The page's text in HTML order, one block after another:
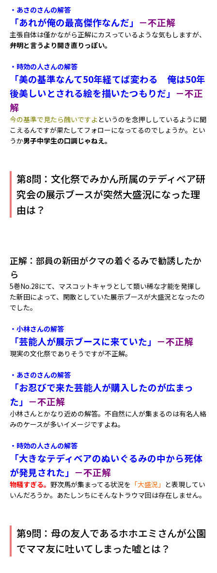
・あさのさんの解答
「あれが俺の最高傑作なんだ」 －不正解
主張自体は僅かながら正解にカスっているような気もしますが、
弁明と言うより開き直りっぽい。
・時効の人さんの解答
「美の基準なんて50年経てば変わる 俺は50年
後美しいとされる絵を描いたつもりだ」 －不正
解
今の基準で見たら醜いですよ というのを念押ししているように聞
こえるんですが果たしてフォローになってるのでしょうか。とい
うか男子中学生の口調じゃねえ。
第8問：文化祭でみかん所属のテディベア研
究会の展示ブースが突然大盛況になった理
由は？
正解：部員の新田がクマの着ぐるみで勧誘したか
ら
5巻No.28にて、マスコットキャラとして類い稀な才能を発揮し
た新田によって、閑散としていた展示ブースが大盛況となったの
でした。
・小林さんの解答
「芸能人が展示ブースに来ていた」 －不正解
現実の文化祭でありそうですが不正解。
・あさのさんの解答
「お忍びで来た芸能人が購入したのが広まっ
た」 －不正解
小林さんとかなり近めの解答。不自然に人が集まるのは有名人絡
みのケースが多いイメージですよね。
・時効の人さんの解答
「大きなテディベアのぬいぐるみの中から死体
が発見された」 －不正解
物騒すぎる。 野次馬が集まってる状況を 「大盛況」 と表現してい
いんだろうか。あたしンちにそんなトラウマ回は存在しません。
第9問：母の友人であるホホエミさんが公園
でママ友に吐いてしまった嘘とは？